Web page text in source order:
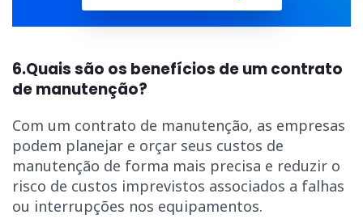
6.Quais são os benefícios de um contrato
de manutenção?
Com um contrato de manutenção, as empresas
podem planejar e orçar seus custos de
manutenção de forma mais precisa e reduzir o
risco de custos imprevistos associados a falhas
ou interrupções nos equipamentos.